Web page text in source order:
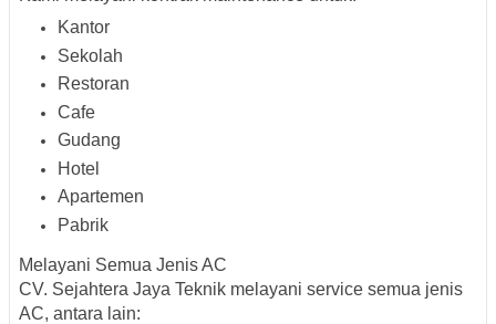
Kantor
Sekolah
Restoran
Cafe
Gudang
Hotel
Apartemen
Pabrik
Melayani Semua Jenis AC
CV. Sejahtera Jaya Teknik melayani service semua jenis
AC, antara lain: